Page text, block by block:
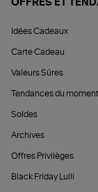
OFFRES ET
Idées Cadeaux
Carte Cadeau
Valeurs Sûres
Tendances du moment
Soldes
Archives
Offres Privilèges
Black Friday Lulli